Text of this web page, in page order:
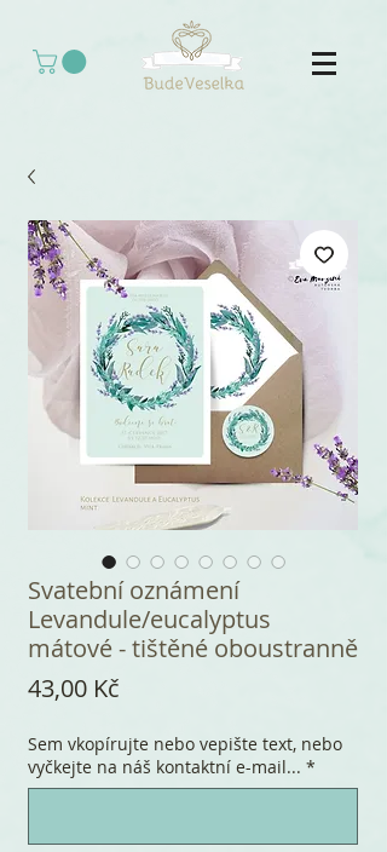
Svatební oznámení
Levandule/eucalyptus
mátové - tištěné oboustranně
43,00 Kč
Sem vkopírujte nebo vepište text, nebo
vyčkejte na náš kontaktní e-mail... *